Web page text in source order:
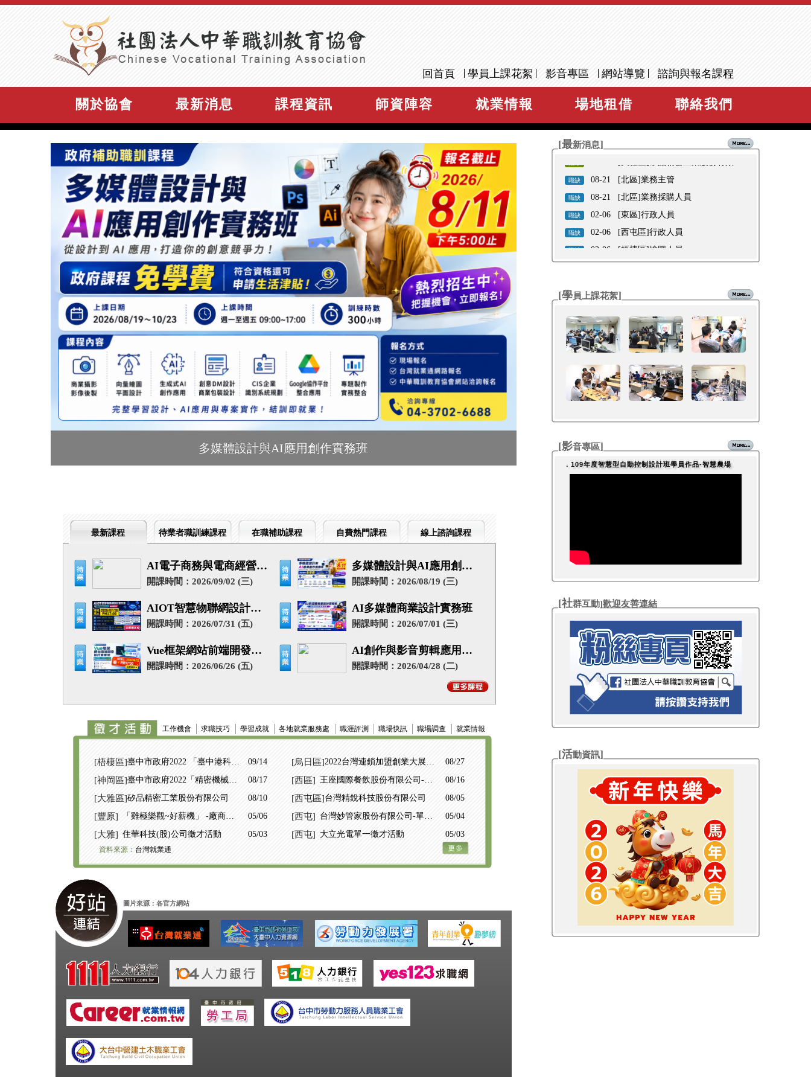
回首頁 學員上課花絮 影音專區 網站導覽 諮詢與報名課程
關於協會 最新消息 課程資訊 師資陣容 就業情報 場地租借 聯絡我們
多媒體設計與AI應用創作實務班 多媒體設計與AI應用創作
最新課程 待業者職訓練課程 在職補助課程 自費熱門課程 線上諮詢課程
AI電子商務與電商經營培
訓班
開課時間：2026/09/02 (三)
多媒體設計與AI應用創作
實務班
開課時間：2026/08/19 (三)
AIOT智慧物聯網設計實
作班
開課時間：2026/07/31 (五)
AI多媒體商業設計實務班
開課時間：2026/07/01 (三)
Vue框架網站前端開發設
計實務班
開課時間：2026/06/26 (五)
AI創作與影音剪輯應用實
務班
開課時間：2026/04/28 (二)
工作機會 求職技巧 學習成就 各地就業服務處 職涯評測 職場快訊 職場調查 就業情報
[梧棲區]臺中市政府2022 「臺中港科技
園區」聯合徵才活動
09/14 [烏日區]2022台灣連鎖加盟創業大展暨
聯合徵才活動
08/27
[神岡區]臺中市政府2022「精密機械薪
時代」聯合徵才活動
08/17 [西區] 王座國際餐飲股份有限公司-單
一徵才活動
08/16
[大雅區]矽品精密工業股份有限公司 08/10 [西屯區]台灣精銳科技股份有限公司 08/05
[豐原]
「雞極樂觀~好薪機」 -廠商聯
合徵才活動
05/06 [西屯] 台灣妙管家股份有限公司-單一
徵才才
05/04
[大雅] 住華科技(股)公司徵才活動 05/03 [西屯] 大立光電單一徵才活動 05/03
資料來源： 台灣就業通
圖片來源：各官方網站
[最新消息]
新訊 07-30
AIOT智慧物聯網設計實作班 _錄訓
錄訓公告
新訊 06-17
Vue框架網站前端開發設計實務班
科技園區」聯合徵才活動
徵才 08-27
[烏日區]2022台灣連鎖加盟創業大
展暨聯合徵才活動
徵才 08-16
[西區]王座國際餐飲股份有限公司-
司
職缺 08-21 [北區]業務主管
職缺 08-21 [北區]業務採購人員
職缺 02-06 [東區]行政人員
職缺 02-06 [西屯區]行政人員
職缺 02-06 [梧棲區]繪圖人員
[學員上課花絮]
[影音專區]
．109年度智慧型自動控制設計班學員作品-智慧農場
[社群互動]歡迎友善連結
[活動資訊]